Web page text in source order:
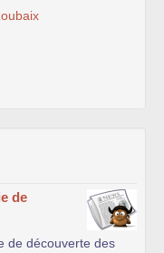
de
de découverte des